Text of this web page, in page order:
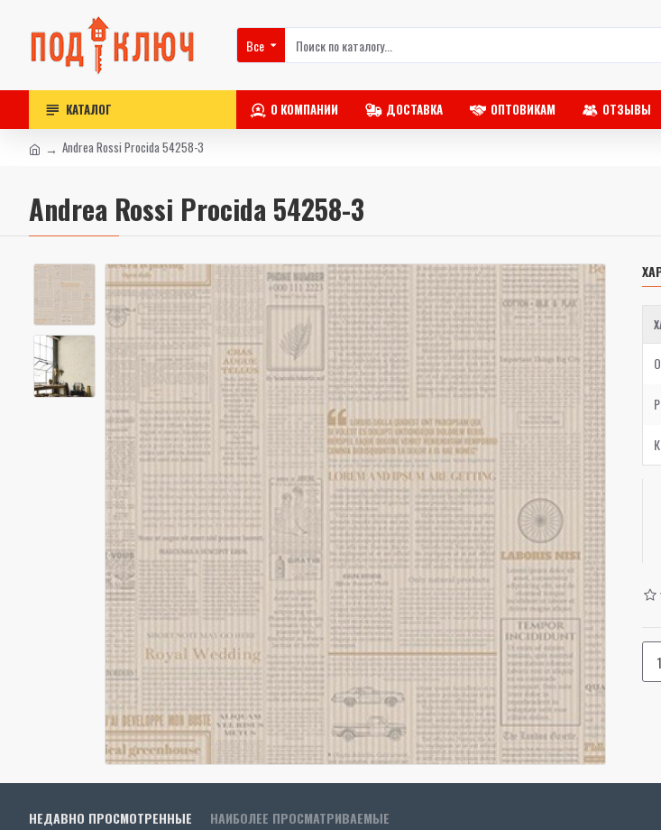
Все
КАТАЛОГ О КОМПАНИИ ДОСТАВКА ОПТОВИКАМ ОТЗЫВЫ
Andrea Rossi Procida 54258-3
Andrea Rossi Procida 54258-3
НЕДАВНО ПРОСМОТРЕННЫЕ НАИБОЛЕЕ ПРОСМАТРИВАЕМЫЕ